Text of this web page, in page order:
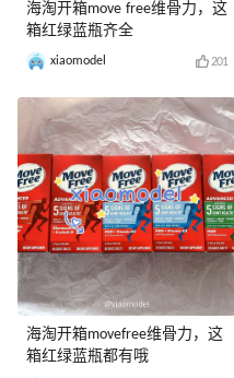
海淘开箱move free维骨力，这
箱红绿蓝瓶齐全
xiaomodel 201
海淘开箱movefree维骨力，这
箱红绿蓝瓶都有哦